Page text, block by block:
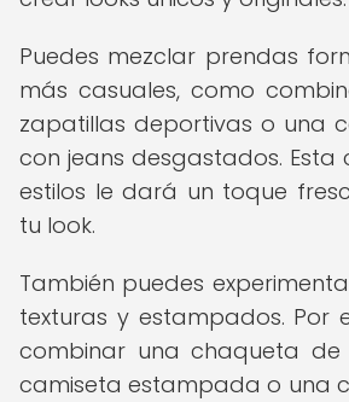
Puedes mezclar prendas
más casuales, como
zapatillas deportivas o una
con jeans desgastados. Esta
estilos le dará un toque
tu look.
También puedes
texturas y estampados. Por
combinar una chaqueta
camiseta estampada o una